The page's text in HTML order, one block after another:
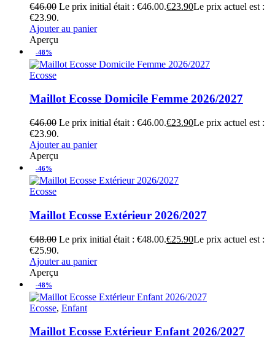
€46.00 Le prix initial était : €46.00.€23.90Le prix actuel est :
€23.90.
Ajouter au panier
Aperçu
-48%
Ecosse
Maillot Ecosse Domicile Femme 2026/2027
€46.00 Le prix initial était : €46.00.€23.90Le prix actuel est :
€23.90.
Ajouter au panier
Aperçu
-46%
Ecosse
Maillot Ecosse Extérieur 2026/2027
€48.00 Le prix initial était : €48.00.€25.90Le prix actuel est :
€25.90.
Ajouter au panier
Aperçu
-48%
Ecosse, Enfant
Maillot Ecosse Extérieur Enfant 2026/2027